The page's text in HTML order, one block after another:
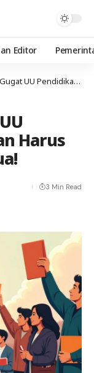
Editor
Pendidikan Harus Aksesibel untuk Semua!
Harus
3 Min Read